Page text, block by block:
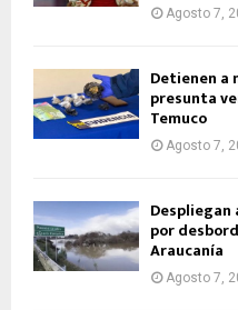
Agosto 7,
Detienen a
presunta
Temuco
Agosto 7,
por
Araucanía
Agosto 7,